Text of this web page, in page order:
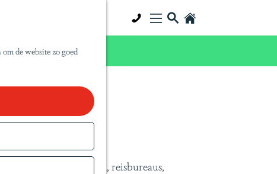
de website zo goed
Z
o
k
S
a
a
dat zelf doen!
reisgidsen, reisbureaus,